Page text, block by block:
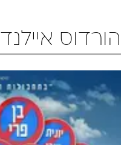
הורדוס איילנד